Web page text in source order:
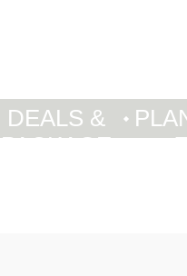
DEALS &
PACKAGE